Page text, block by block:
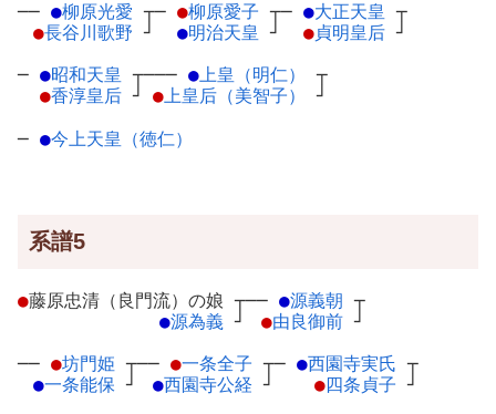
── ●柳原光愛 ┬
●長谷川歌野 ┘
─ ●柳原愛子 ┬
●明治天皇 ┘
─ ●大正天皇 ┬
●貞明皇后 ┘
─ ●昭和天皇 ┬
●香淳皇后 ┘
─── ●上皇（明仁）
┬
●上皇后（美智子） ┘
─ ●今上天皇（徳仁）
系譜5
●藤原忠清（良門流）の娘 ┬
●源為義 ┘
── ●源義朝 ┬
●由良御前 ┘
── ●坊門姫 ┬
●一条能保 ┘
── ●一条全子 ┬
●西園寺公経 ┘
─ ●西園寺実氏 ┬
●四条貞子 ┘